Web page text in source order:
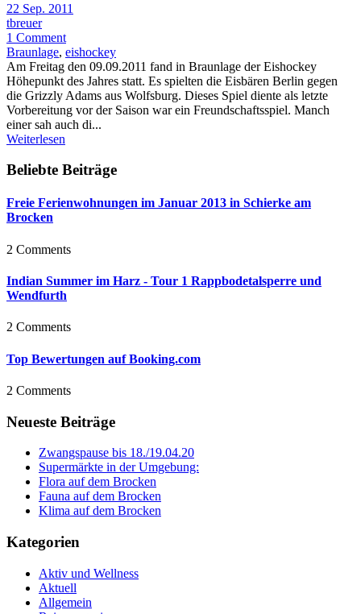
22 Sep. 2011
tbreuer
1 Comment
Braunlage, eishockey
Am Freitag den 09.09.2011 fand in Braunlage der Eishockey
Höhepunkt des Jahres statt. Es spielten die Eisbären Berlin gegen
die Grizzly Adams aus Wolfsburg. Dieses Spiel diente als letzte
Vorbereitung vor der Saison war ein Freundschaftsspiel. Manch
einer sah auch di...
Weiterlesen
Beliebte Beiträge
Freie Ferienwohnungen im Januar 2013 in Schierke am
Brocken
2 Comments
Indian Summer im Harz - Tour 1 Rappbodetalsperre und
Wendfurth
2 Comments
Top Bewertungen auf Booking.com
2 Comments
Neueste Beiträge
Zwangspause bis 18./19.04.20
Supermärkte in der Umgebung:
Flora auf dem Brocken
Fauna auf dem Brocken
Klima auf dem Brocken
Kategorien
Aktiv und Wellness
Aktuell
Allgemein